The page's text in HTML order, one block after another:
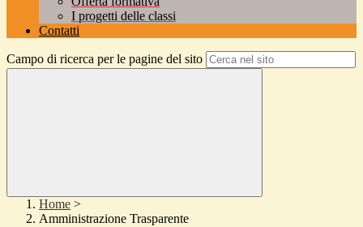
I progetti delle classi
Contatti
Campo di ricerca per le pagine del sito
Home >
Amministrazione Trasparente